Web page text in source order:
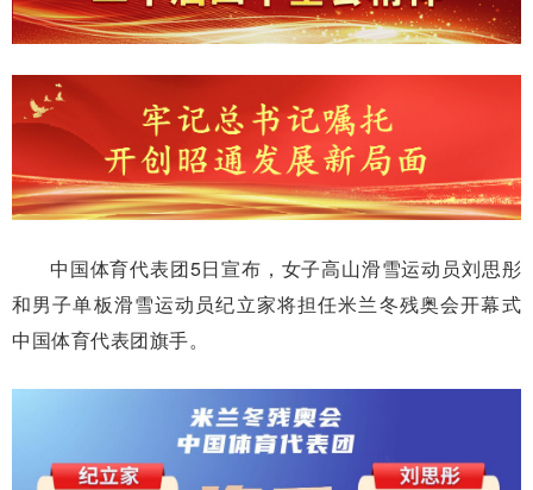
中国体育代表团5日宣布，女子高山滑雪运动员刘思彤
和男子单板滑雪运动员纪立家将担任米兰冬残奥会开幕式
中国体育代表团旗手。